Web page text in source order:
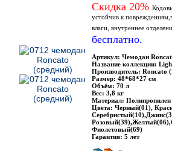
Скидка 20%
устойчив к
влаги, внутреннее
бесплатно.
Артикул: Чемодан
Название коллекции:
Производитель: Roncato
Размер: 48*68*27 см
Объём: 70 л
Вес: 3,8 кг
Материал: Полипропилен
Цвета: Черный(01),
Фиолетовый(69)
Гарантия: 5 лет